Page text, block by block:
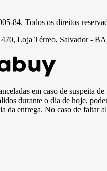
84. Todos os direitos
Loja Térreo, Salvador - BA
em caso de suspeita
durante o dia de hoje,
da entrega. No caso de faltar